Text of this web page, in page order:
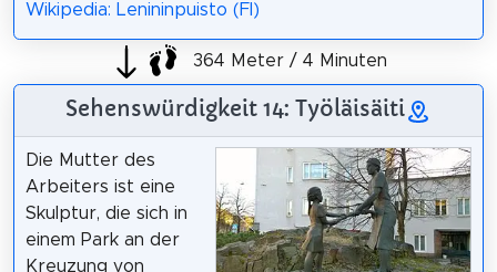
Wikipedia: Lenininpuisto (FI)
364 Meter / 4 Minuten
Sehenswürdigkeit 14: Työläisäiti
Die Mutter des
Arbeiters ist eine
Skulptur, die sich in
einem Park an der
Kreuzung von